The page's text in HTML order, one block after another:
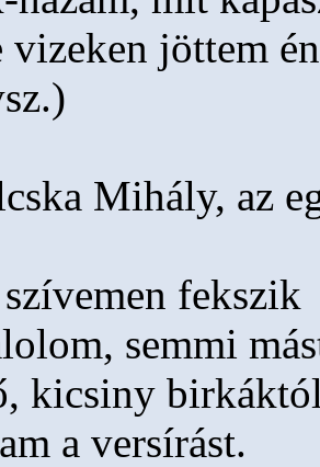
vizeken jöttem
Mihály, az
fekszik
semmi
kicsiny
a versírást.